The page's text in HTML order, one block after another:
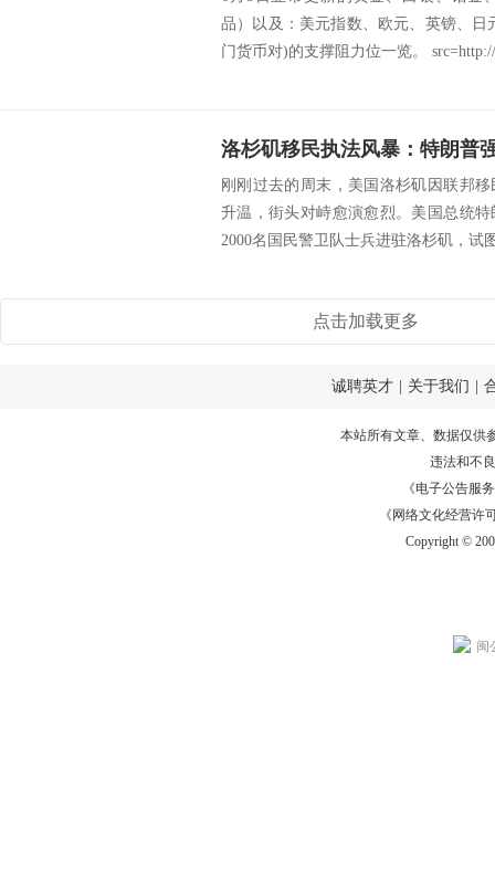
品）以及：美元指数、欧元、英镑、
门货币对)的支撑阻力位一览。
刚刚过去的周末，美国洛杉矶因联邦
升温，街头对峙愈演愈烈。美国总统
2000名国民警卫队士兵进驻洛杉矶，试
点击加载更多
诚聘英才 关于我们
本站所有文章、数据仅供
违法和不
《电子公告服务
《网络文化经营许
Copyright ©
闽